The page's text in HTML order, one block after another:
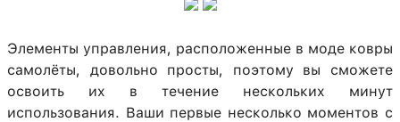
Элементы управления, расположенные в моде ковры
самолёты, довольно просты, поэтому вы сможете
освоить их в течение нескольких минут
использования. Ваши первые несколько моментов с